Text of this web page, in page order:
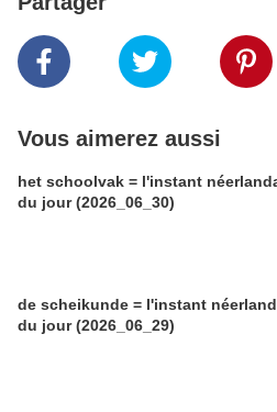
Vous aimerez aussi
het schoolvak = l'instant
du jour (2026_06_30)
de scheikunde = l'instant
du jour (2026_06_29)